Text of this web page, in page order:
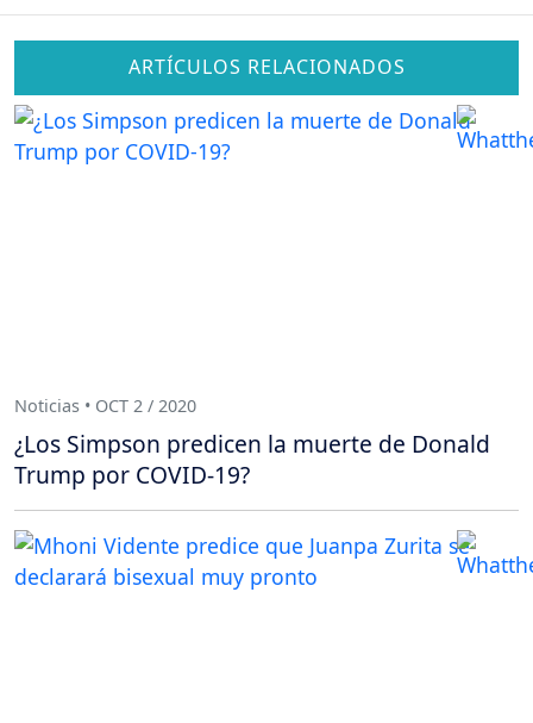
ARTÍCULOS RELACIONADOS
Noticias • OCT 2 / 2020
¿Los Simpson predicen la muerte de Donald
Trump por COVID-19?